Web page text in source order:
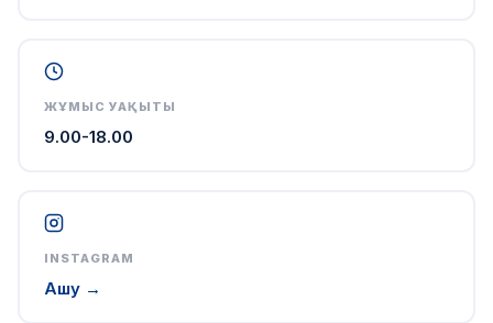
ЖҰМЫС УАҚЫТЫ
9.00-18.00
INSTAGRAM
Ашу →